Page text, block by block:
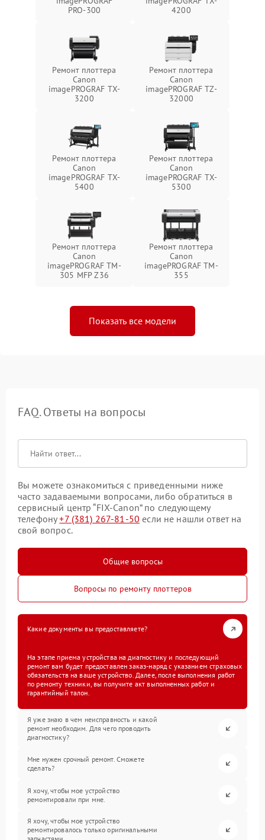
PRO-300
4200
Ремонт плоттера
Canon
imagePROGRAF TX-
3200
Ремонт плоттера
Canon
imagePROGRAF TZ-
32000
Ремонт плоттера
Canon
imagePROGRAF TX-
5400
Ремонт плоттера
Canon
imagePROGRAF TX-
5300
Ремонт плоттера
Canon
imagePROGRAF TM-
305 MFP Z36
Ремонт плоттера
Canon
imagePROGRAF TM-
355
Показать все модели
FAQ. Ответы на вопросы
Вы можете ознакомиться с приведенными ниже
часто задаваемыми вопросами, либо обратиться в
сервисный центр “FIX-Canon” по следующему
телефону+7 (381) 267-81-50 если не нашли ответ на
свой вопрос.
Общие вопросы
Вопросы по ремонту плоттеров
Какие документы вы предоставляете?
На этапе приема устройства на диагностику и последующий
ремонт вам будет предоставлен заказ-наряд с указанием страховых
обязательств на ваше устройство. Далее, после выполнения работ
по ремонту техники, вы получите акт выполненных работ и
гарантийный талон.
Я уже знаю в чем неисправность и какой
ремонт необходим. Для чего проводить
диагностику?
Мне нужен срочный ремонт. Сможете
сделать?
Я хочу, чтобы мое устройство
ремонтировали при мне.
Я хочу, чтобы мое устройство
ремонтировалось только оригинальными